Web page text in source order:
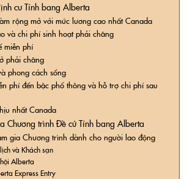
cư Tỉnh bang Alberta
rộng mở với mức lương cao nhất Canada
và chi phí sinh hoạt phải chăng
miễn phí
phải chăng
phong cách sống
phí đến bậc phổ thông và hỗ trợ chi phí sau
nhất Canada
Chương trình Đề cử Tỉnh bang Alberta
gia Chương trình dành cho người lao động
và Khách sạn
Alberta
Express Entry